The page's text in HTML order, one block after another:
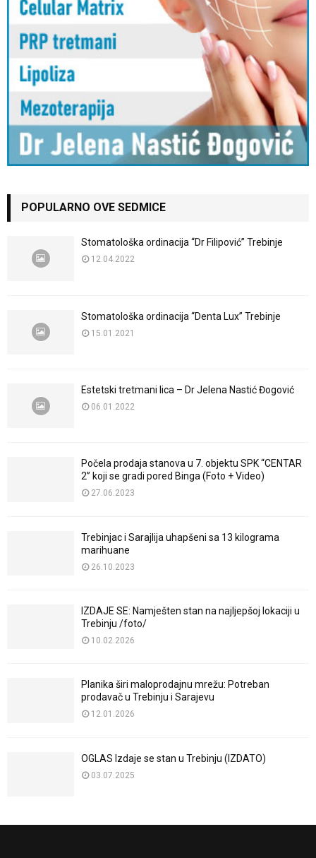
POPULARNO OVE SEDMICE
Stomatološka ordinacija “Dr Filipović” Trebinje
12.04.2022
Stomatološka ordinacija “Denta Lux” Trebinje
15.01.2021
Estetski tretmani lica – Dr Jelena Nastić Đogović
06.01.2022
Počela prodaja stanova u 7. objektu SPK “CENTAR
2” koji se gradi pored Binga (Foto + Video)
27.06.2023
Trebinjac i Sarajlija uhapšeni sa 13 kilograma
marihuane
26.10.2023
IZDAJE SE: Namješten stan na najljepšoj lokaciji u
Trebinju /foto/
10.02.2026
Planika širi maloprodajnu mrežu: Potreban
prodavač u Trebinju i Sarajevu
12.01.2026
OGLAS Izdaje se stan u Trebinju (IZDATO)
03.07.2025